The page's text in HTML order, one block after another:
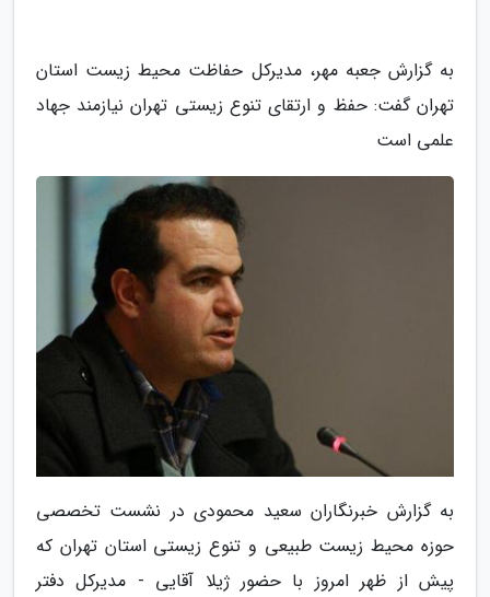
به گزارش جعبه مهر، مدیرکل حفاظت محیط زیست استان
تهران گفت: حفظ و ارتقای تنوع زیستی تهران نیازمند جهاد
علمی است
به گزارش خبرنگاران سعید محمودی در نشست تخصصی
حوزه محیط زیست طبیعی و تنوع زیستی استان تهران که
پیش از ظهر امروز با حضور ژیلا آقایی - مدیرکل دفتر